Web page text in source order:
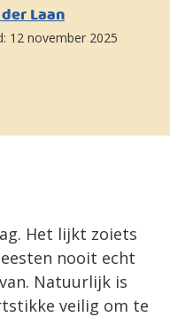
Laan
12 november 2025
Het lijkt zoiets
nooit echt
Natuurlijk is
veilig om te